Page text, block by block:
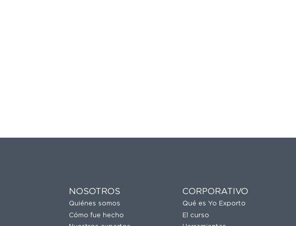
NOSOTROS
Quiénes somos
Cómo fue hecho
CORPORATIVO
Qué es Yo Exporto
El curso